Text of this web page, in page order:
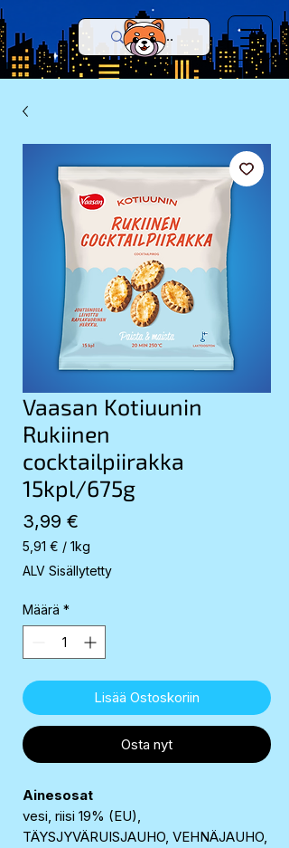
Vaasan Kotiuunin
Rukiinen
cocktailpiirakka
15kpl/675g
3,99 €
5,91 € / 1kg
5,91 €
per
Kilogram
ALV Sisällytetty
Määrä *
Lisää Ostoskoriin
Osta nyt
Ainesosat
vesi, riisi 19% (EU),
TÄYSJYVÄRUISJAUHO, VEHNÄJAUHO,